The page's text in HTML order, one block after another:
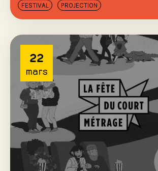
FESTIVAL PROJECTION
22
mars